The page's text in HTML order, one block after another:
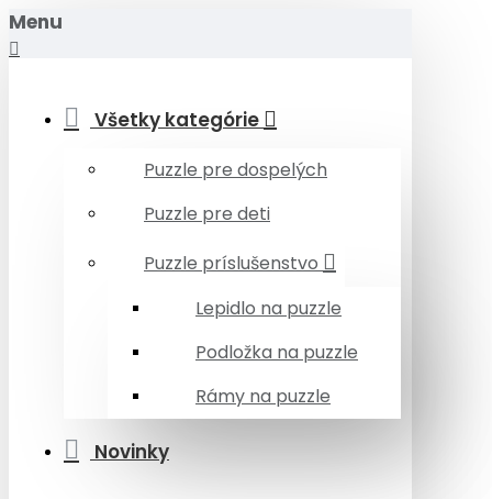
Menu
Všetky kategórie
Puzzle pre dospelých
Puzzle pre deti
Puzzle príslušenstvo
Lepidlo na puzzle
Podložka na puzzle
Rámy na puzzle
Novinky